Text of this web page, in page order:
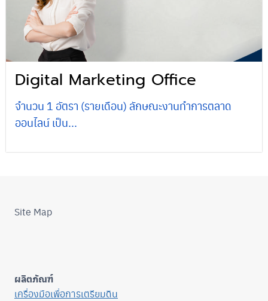
Digital Marketing Office
จำนวน 1 อัตรา (รายเดือน) ลักษณะงานทำการตลาด
ออนไลน์ เป็น...
Site Map
ผลิตภัณฑ์
เครื่องมือเพื่อการเตรียมดิน